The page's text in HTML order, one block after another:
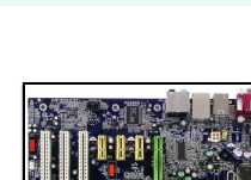
Thanh toán ngay